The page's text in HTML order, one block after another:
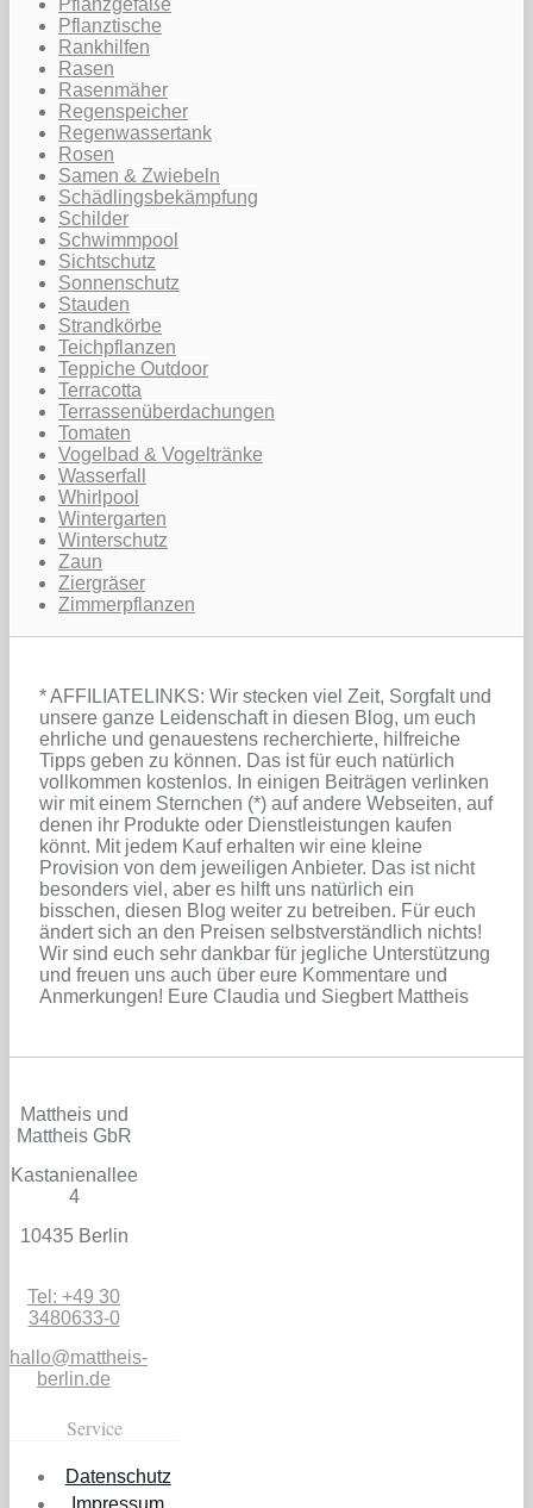
Pflanztische
Rankhilfen
Rasen
Rasenmäher
Regenspeicher
Regenwassertank
Rosen
Samen & Zwiebeln
Schädlingsbekämpfung
Schilder
Schwimmpool
Sichtschutz
Sonnenschutz
Stauden
Strandkörbe
Teichpflanzen
Teppiche Outdoor
Terracotta
Terrassenüberdachungen
Tomaten
Vogelbad & Vogeltränke
Wasserfall
Whirlpool
Wintergarten
Winterschutz
Zaun
Ziergräser
Zimmerpflanzen
* AFFILIATELINKS: Wir stecken viel Zeit, Sorgfalt und
unsere ganze Leidenschaft in diesen Blog, um euch
ehrliche und genauestens recherchierte, hilfreiche
Tipps geben zu können. Das ist für euch natürlich
vollkommen kostenlos. In einigen Beiträgen verlinken
wir mit einem Sternchen (*) auf andere Webseiten, auf
denen ihr Produkte oder Dienstleistungen kaufen
könnt. Mit jedem Kauf erhalten wir eine kleine
Provision von dem jeweiligen Anbieter. Das ist nicht
besonders viel, aber es hilft uns natürlich ein
bisschen, diesen Blog weiter zu betreiben. Für euch
ändert sich an den Preisen selbstverständlich nichts!
Wir sind euch sehr dankbar für jegliche Unterstützung
und freuen uns auch über eure Kommentare und
Anmerkungen! Eure Claudia und Siegbert Mattheis
Mattheis und
Mattheis GbR
Kastanienallee
4
10435 Berlin
Tel: +49 30
3480633-0
hallo@mattheis-
berlin.de
Service
Datenschutz
Impressum